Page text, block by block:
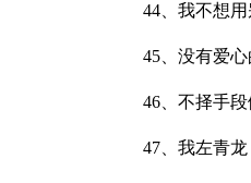
44、我不想
45、没有爱心
46、不择手
47、我左青